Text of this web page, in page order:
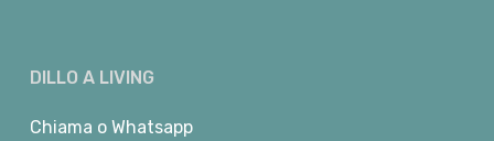
DILLO A LIVING
Chiama o Whatsapp